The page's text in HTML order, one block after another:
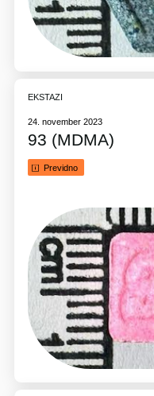
EKSTAZI
24. november 2023
93 (MDMA)
Previdno